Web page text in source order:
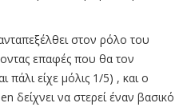
στον ρόλο του
επαφές που θα τον
πάλι είχε μόλις 1/5) , και ο
δείχνει να στερεί έναν βασικό